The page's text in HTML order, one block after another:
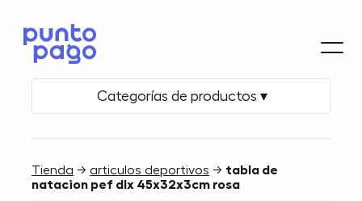
Categorías de productos ▾
Tienda →articulos deportivos → tabla de
natacion pef dlx 45x32x3cm rosa